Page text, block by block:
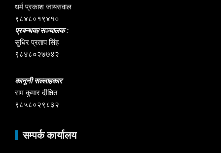
धर्म प्रकाश जायसवाल
९८४८०१९४१०
प्रबन्धक/सञ्चालक :
सुधिर प्रताप सिंह
९८४८०२७७४२
कानूनी सल्लाहकार
राम कुमार दीक्षित
९८५८०२९८३२
सम्पर्क कार्यालय